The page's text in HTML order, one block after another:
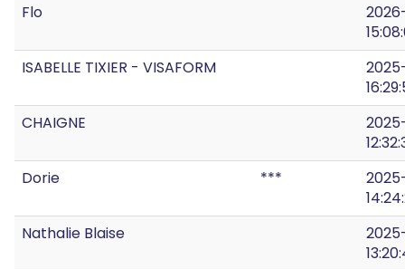
Flo
ISABELLE TIXIER - VISAFORM
CHAIGNE
Dorie
***
Nathalie Blaise